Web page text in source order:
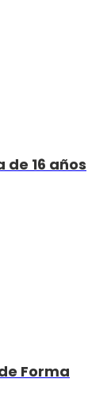
16 años
Forma